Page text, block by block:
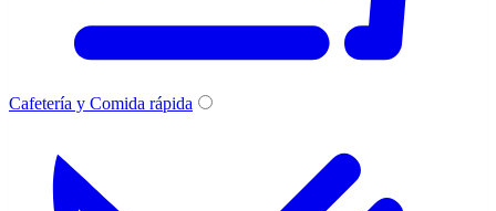
Cafetería y Comida rápida